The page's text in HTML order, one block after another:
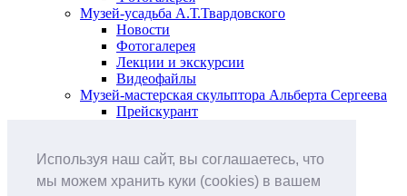
Используя наш сайт, вы соглашаетесь, что
мы можем хранить куки (cookies) в вашем
Музей-усадьба А.Т.Твардовского
Новости
Фотогалерея
Лекции и экскурсии
Видеофайлы
Музей-мастерская скульптора Альберта Сергеева
Прейскурант
Анонс мероприятий
Виртуальные выставки